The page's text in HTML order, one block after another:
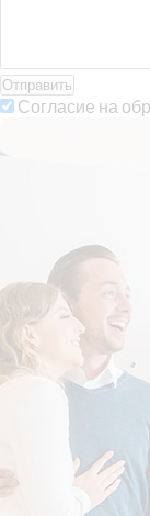
Отправить
Согласие на